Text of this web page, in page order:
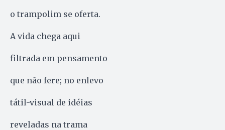
o trampolim se oferta.
A vida chega aqui
filtrada em pensamento
que não fere; no enlevo
tátil-visual de idéias
reveladas na trama